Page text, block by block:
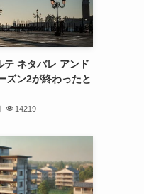
テ ネタバレ アンド
ズン2が終わったと
14219